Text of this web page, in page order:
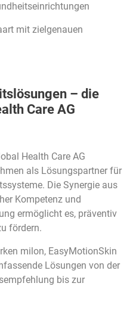
mit zielgenauen
– die
Care AG
Health Care AG
als Lösungspartner für
Die Synergie aus
Kompetenz und
ermöglicht es, präventiv
fördern.
milon, EasyMotionSkin
Lösungen von der
bis zur